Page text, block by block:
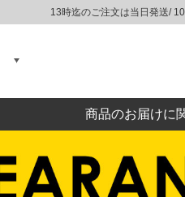
13時迄のご注文は当日発送/
商品のお届けに